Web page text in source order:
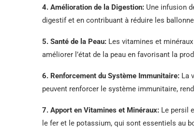
4. Amélioration de la Digestion: Une infusion
digestif et en contribuant à réduire les
5. Santé de la Peau: Les vitamines et
améliorer l’état de la peau en favorisant la
6. Renforcement du Système Immunitaire: La
peuvent renforcer le système immunitaire,
7. Apport en Vitamines et Minéraux: Le persil
le fer et le potassium, qui sont essentiels au